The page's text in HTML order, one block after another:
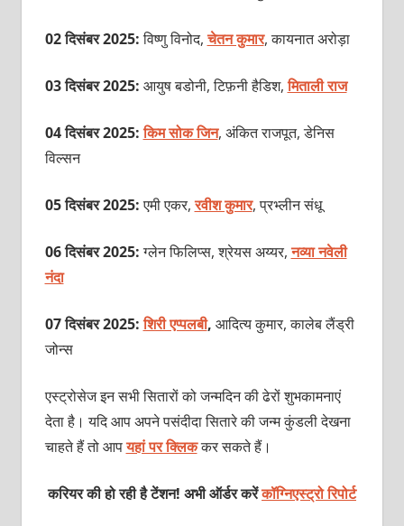
02 दिसंबर 2025:विष्णु विनोद,चेतन कुमार, कायनात अरोड़ा
03 दिसंबर 2025: आयुष बडोनी, टिफ़नी हैडिश,मिताली राज
04 दिसंबर 2025:किम सोक जिन, अंकित राजपूत, डेनिस
विल्सन
05 दिसंबर 2025:एमी एकर,रवीश कुमार, प्रभ्लीन संधू
06 दिसंबर 2025:ग्लेन फिलिप्स, श्रेयस अय्यर,नव्या नवेली
नंदा
07 दिसंबर 2025:शिरी एप्पलबी, आदित्य कुमार, कालेब लैंड्री
जोन्स
एस्ट्रोसेज इन सभी सितारों को जन्मदिन की ढेरों शुभकामनाएं
देता है। यदि आप अपने पसंदीदा सितारे की जन्म कुंडली देखना
चाहते हैं तो आपयहां पर क्लिककर सकते हैं।
करियर की हो रही है टेंशन! अभी ऑर्डर करेंकॉग्निएस्ट्रो रिपोर्ट